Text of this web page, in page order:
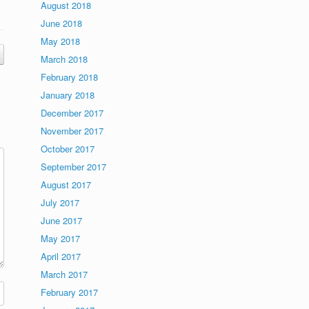
August 2018
June 2018
May 2018
March 2018
February 2018
January 2018
December 2017
November 2017
October 2017
September 2017
August 2017
July 2017
June 2017
May 2017
April 2017
March 2017
February 2017